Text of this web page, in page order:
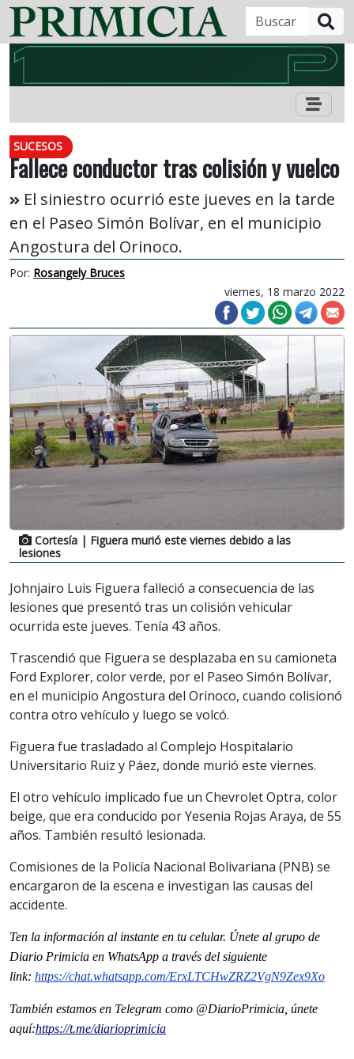
SUCESOS
Fallece conductor tras colisión y vuelco
El siniestro ocurrió este jueves en la tarde
en el Paseo Simón Bolívar, en el municipio
Angostura del Orinoco.
Por: Rosangely Bruces
viernes, 18 marzo 2022
Cortesía | Figuera murió este viernes debido a las
lesiones
Johnjairo Luis Figuera falleció a consecuencia de las
lesiones que presentó tras un colisión vehicular
ocurrida este jueves. Tenía 43 años.
Trascendió que Figuera se desplazaba en su camioneta
Ford Explorer, color verde, por el Paseo Simón Bolívar,
en el municipio Angostura del Orinoco, cuando colisionó
contra otro vehículo y luego se volcó.
Figuera fue trasladado al Complejo Hospitalario
Universitario Ruiz y Páez, donde murió este viernes.
El otro vehículo implicado fue un Chevrolet Optra, color
beige, que era conducido por Yesenia Rojas Araya, de 55
años. También resultó lesionada.
Comisiones de la Policía Nacional Bolivariana (PNB) se
encargaron de la escena e investigan las causas del
accidente.
Ten la información al instante en tu celular. Únete al grupo de
Diario Primicia en WhatsApp a través del siguiente
link: https://chat.whatsapp.com/ErxLTCHwZRZ2VgN9Zex9Xo
También estamos en Telegram como @DiarioPrimicia, únete
aquí:https://t.me/diarioprimicia